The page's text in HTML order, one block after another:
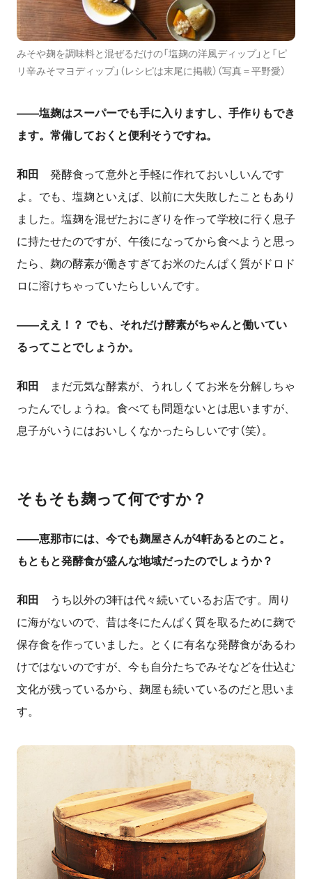
みそや麹を調味料と混ぜるだけの「塩麹の洋風ディップ」と「ピ
リ辛みそマヨディップ」（レシピは末尾に掲載）（写真＝平野愛）
――塩麹はスーパーでも手に入りますし、手作りもでき
ます。常備しておくと便利そうですね。
和田
発酵食って意外と手軽に作れておいしいんです
よ。でも、塩麹といえば、以前に大失敗したこともあり
ました。塩麹を混ぜたおにぎりを作って学校に行く息子
に持たせたのですが、午後になってから食べようと思っ
たら、麹の酵素が働きすぎてお米のたんぱく質がドロド
ロに溶けちゃっていたらしいんです。
――ええ！？ でも、それだけ酵素がちゃんと働いてい
るってことでしょうか。
和田
まだ元気な酵素が、うれしくてお米を分解しちゃ
ったんでしょうね。食べても問題ないとは思いますが、
息子がいうにはおいしくなかったらしいです（笑）。
そもそも麹って何ですか？
――恵那市には、今でも麹屋さんが4軒あるとのこと。
もともと発酵食が盛んな地域だったのでしょうか？
和田 うち以外の3軒は代々続いているお店です。周り
に海がないので、昔は冬にたんぱく質を取るために麹で
保存食を作っていました。とくに有名な発酵食があるわ
けではないのですが、今も自分たちでみそなどを仕込む
文化が残っているから、麹屋も続いているのだと思いま
す。